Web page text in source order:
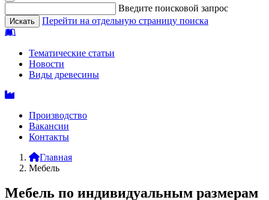
Введите поисковой запрос
Перейти на отдельную страницу поиска
Тематические статьи
Новости
Виды древесины
Производство
Вакансии
Контакты
Главная
Мебель
Мебель по индивидуальным размерам